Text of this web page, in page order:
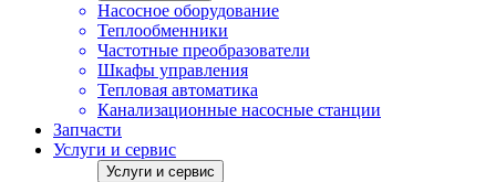
Насосное оборудование
Теплообменники
Частотные преобразователи
Шкафы управления
Тепловая автоматика
Канализационные насосные станции
Запчасти
Услуги и сервис
Услуги и сервис